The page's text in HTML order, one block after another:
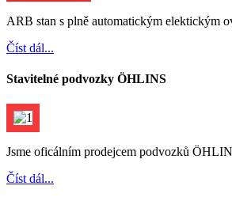
ARB stan s plně automatickým elektickým
Číst dál...
Stavitelné podvozky ÖHLINS
Jsme oficálním prodejcem podvozků
Číst dál...